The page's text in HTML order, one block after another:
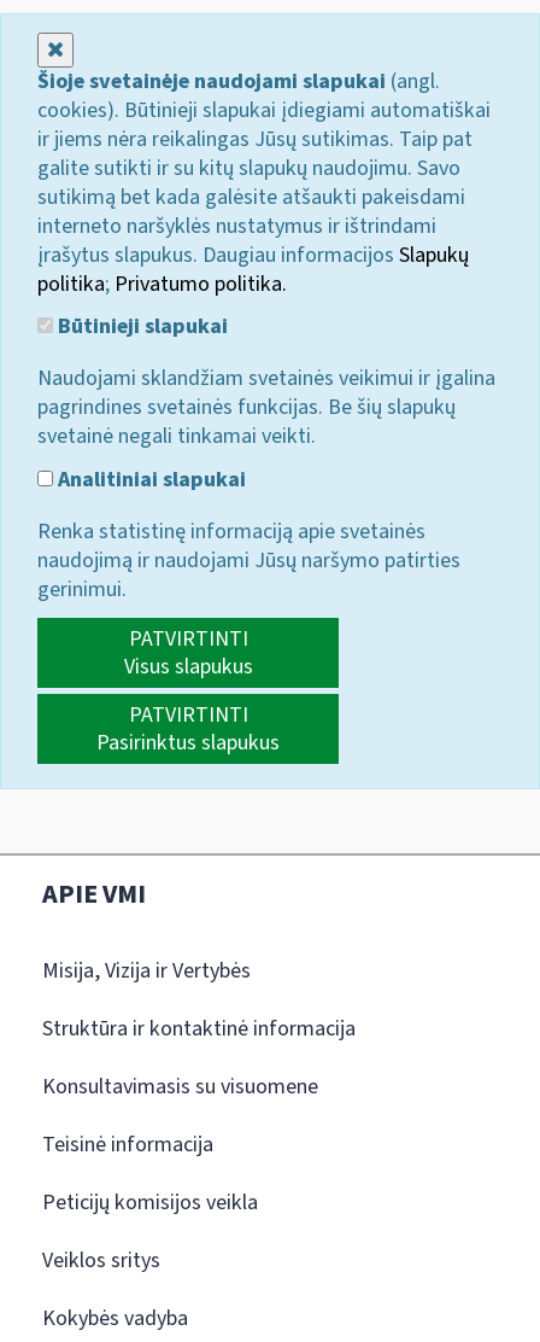
Šioje svetainėje naudojami slapukai (angl.
cookies). Būtinieji slapukai įdiegiami automatiškai
ir jiems nėra reikalingas Jūsų sutikimas. Taip pat
galite sutikti ir su kitų slapukų naudojimu. Savo
sutikimą bet kada galėsite atšaukti pakeisdami
interneto naršyklės nustatymus ir ištrindami
įrašytus slapukus. Daugiau informacijos Slapukų
politika; Privatumo politika.
Būtinieji slapukai
Naudojami sklandžiam svetainės veikimui ir įgalina
pagrindines svetainės funkcijas. Be šių slapukų
svetainė negali tinkamai veikti.
Analitiniai slapukai
Renka statistinę informaciją apie svetainės
naudojimą ir naudojami Jūsų naršymo patirties
gerinimui.
PATVIRTINTI
Visus slapukus
PATVIRTINTI
Pasirinktus slapukus
APIE VMI
Misija, Vizija ir Vertybės
Struktūra ir kontaktinė informacija
Konsultavimasis su visuomene
Teisinė informacija
Peticijų komisijos veikla
Veiklos sritys
Kokybės vadyba